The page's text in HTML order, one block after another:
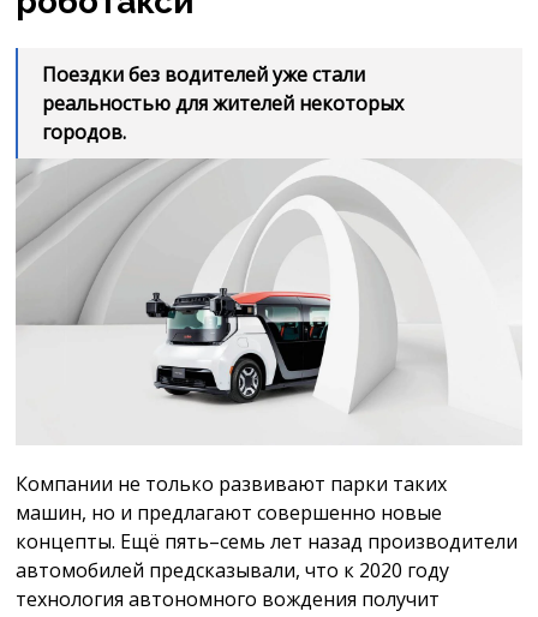
Поездки без водителей уже стали
реальностью для жителей некоторых
городов.
Компании не только развивают парки таких
машин, но и предлагают совершенно новые
концепты. Ещё пять–семь лет назад производители
автомобилей предсказывали, что к 2020 году
технология автономного вождения получит